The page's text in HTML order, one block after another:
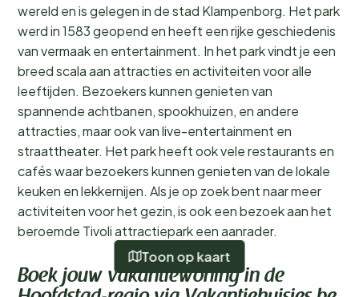
wereld en is gelegen in de stad Klampenborg. Het park
werd in 1583 geopend en heeft een rijke geschiedenis
van vermaak en entertainment. In het park vindt je een
breed scala aan attracties en activiteiten voor alle
leeftijden. Bezoekers kunnen genieten van
spannende achtbanen, spookhuizen, en andere
attracties, maar ook van live-entertainment en
straattheater. Het park heeft ook vele restaurants en
cafés waar bezoekers kunnen genieten van de lokale
keuken en lekkernijen. Als je op zoek bent naar meer
activiteiten voor het gezin, is ook een bezoek aan het
beroemde Tivoli attractiepark een aanrader.
Boek jouw vakantiewoning in de
Toon op kaart